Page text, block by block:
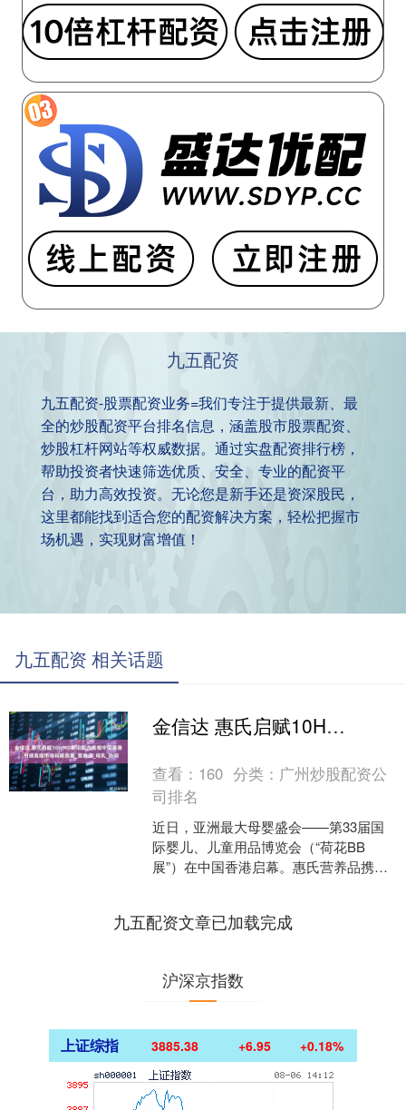
九五配资
九五配资-股票配资业务=我们专注于提供最新、最
全的炒股配资平台排名信息，涵盖股市股票配资、
炒股杠杆网站等权威数据。通过实盘配资排行榜，
帮助投资者快速筛选优质、安全、专业的配资平
台，助力高效投资。无论您是新手还是资深股民，
这里都能找到适合您的配资解决方案，轻松把握市
场机遇，实现财富增值！
九五配资 相关话题
金信达 惠氏启赋10HMO前沿配方亮相中国香港，引领高端市场科研竞赛_营养品_母乳_协同
查看： 160 分类： 广州炒股配资公
司排名
近日，亚洲最大母婴盛会——第33届国
际婴儿、儿童用品博览会（“荷花BB
展”）在中国香港启幕。惠氏营养品携旗
九五配资文章已加载完成
沪深京指数
上证综指 3885.38 +6.95 +0.18%